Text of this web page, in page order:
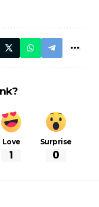
Love
1
Surprise
0